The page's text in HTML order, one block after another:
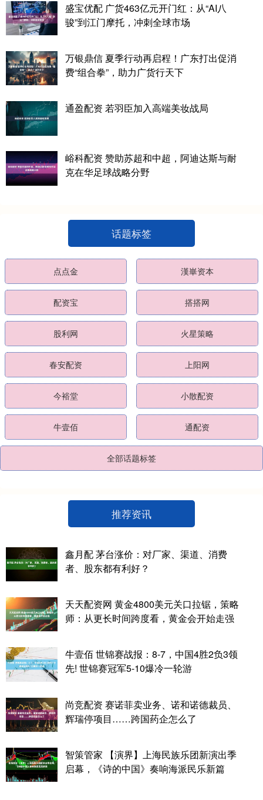
盛宝优配 广货463亿元开门红：从“AI八
骏”到江门摩托，冲刺全球市场
万银鼎信 夏季行动再启程！广东打出促消
费“组合拳”，助力广货行天下
通盈配资 若羽臣加入高端美妆战局
峪科配资 赞助苏超和中超，阿迪达斯与耐
克在华足球战略分野
话题标签
点点金 漢崋资本
配资宝 搭搭网
股利网 火星策略
春安配资 上阳网
今裕堂 小散配资
牛壹佰 通配资
全部话题标签
推荐资讯
鑫月配 茅台涨价：对厂家、渠道、消费
者、股东都有利好？
天天配资网 黄金4800美元关口拉锯，策略
师：从更长时间跨度看，黄金会开始走强
牛壹佰 世锦赛战报：8-7，中国4胜2负3领
先! 世锦赛冠军5-10爆冷一轮游
尚竞配资 赛诺菲卖业务、诺和诺德裁员、
辉瑞停项目……跨国药企怎么了
智策管家 【演界】上海民族乐团新演出季
启幕，《诗的中国》奏响海派民乐新篇